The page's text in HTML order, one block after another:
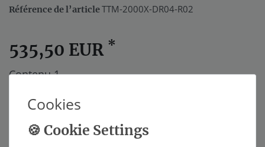
Référence de l’articleTTM-2000X-DR04-R02
535,50 EUR *
Contenu1
Dans le panier
Cookies